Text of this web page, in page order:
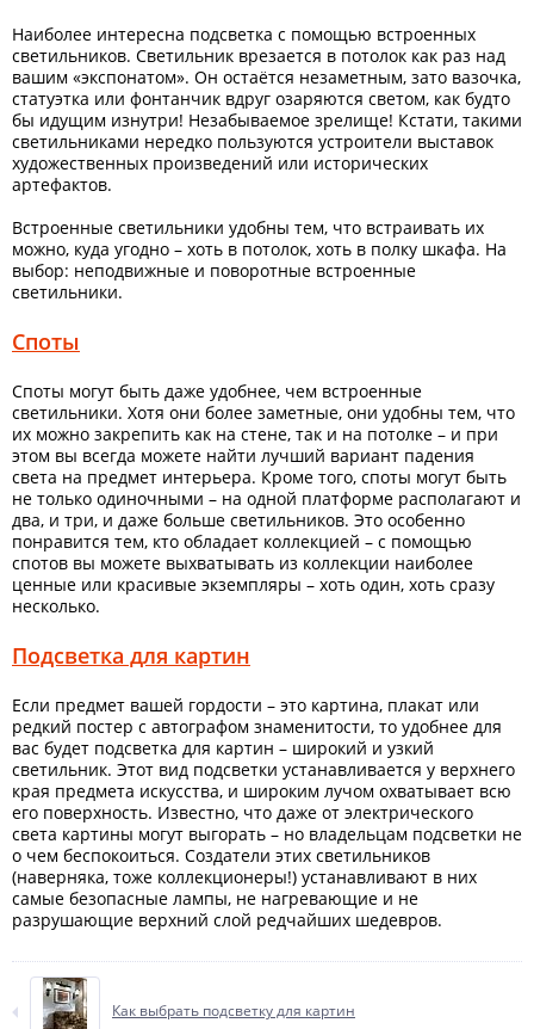
Наиболее интересна подсветка с помощью встроенных
светильников. Светильник врезается в потолок как раз над
вашим «экспонатом». Он остаётся незаметным, зато вазочка,
статуэтка или фонтанчик вдруг озаряются светом, как будто
бы идущим изнутри! Незабываемое зрелище! Кстати, такими
светильниками нередко пользуются устроители выставок
художественных произведений или исторических
артефактов.
Встроенные светильники удобны тем, что встраивать их
можно, куда угодно – хоть в потолок, хоть в полку шкафа. На
выбор: неподвижные и поворотные встроенные
светильники.
Споты
Споты могут быть даже удобнее, чем встроенные
светильники. Хотя они более заметные, они удобны тем, что
их можно закрепить как на стене, так и на потолке – и при
этом вы всегда можете найти лучший вариант падения
света на предмет интерьера. Кроме того, споты могут быть
не только одиночными – на одной платформе располагают и
два, и три, и даже больше светильников. Это особенно
понравится тем, кто обладает коллекцией – с помощью
спотов вы можете выхватывать из коллекции наиболее
ценные или красивые экземпляры – хоть один, хоть сразу
несколько.
Подсветка для картин
Если предмет вашей гордости – это картина, плакат или
редкий постер с автографом знаменитости, то удобнее для
вас будет подсветка для картин – широкий и узкий
светильник. Этот вид подсветки устанавливается у верхнего
края предмета искусства, и широким лучом охватывает всю
его поверхность. Известно, что даже от электрического
света картины могут выгорать – но владельцам подсветки не
о чем беспокоиться. Создатели этих светильников
(наверняка, тоже коллекционеры!) устанавливают в них
самые безопасные лампы, не нагревающие и не
разрушающие верхний слой редчайших шедевров.
Как выбрать подсветку для картин